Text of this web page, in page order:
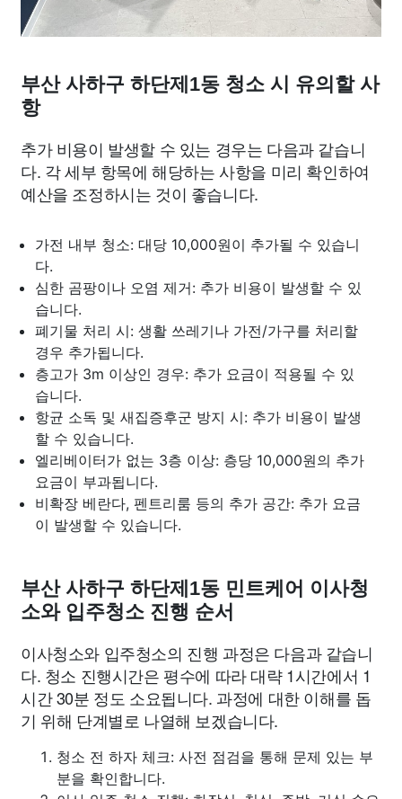
부산 사하구 하단제1동 청소 시 유의할 사
항
추가 비용이 발생할 수 있는 경우는 다음과 같습니
다. 각 세부 항목에 해당하는 사항을 미리 확인하여
예산을 조정하시는 것이 좋습니다.
가전 내부 청소: 대당 10,000원이 추가될 수 있습니
다.
심한 곰팡이나 오염 제거: 추가 비용이 발생할 수 있
습니다.
폐기물 처리 시: 생활 쓰레기나 가전/가구를 처리할
경우 추가됩니다.
층고가 3m 이상인 경우: 추가 요금이 적용될 수 있
습니다.
항균 소독 및 새집증후군 방지 시: 추가 비용이 발생
할 수 있습니다.
엘리베이터가 없는 3층 이상: 층당 10,000원의 추가
요금이 부과됩니다.
비확장 베란다, 펜트리룸 등의 추가 공간: 추가 요금
이 발생할 수 있습니다.
부산 사하구 하단제1동 민트케어 이사청
소와 입주청소 진행 순서
이사청소와 입주청소의 진행 과정은 다음과 같습니
다. 청소 진행시간은 평수에 따라 대략 1시간에서 1
시간 30분 정도 소요됩니다. 과정에 대한 이해를 돕
기 위해 단계별로 나열해 보겠습니다.
청소 전 하자 체크: 사전 점검을 통해 문제 있는 부
분을 확인합니다.